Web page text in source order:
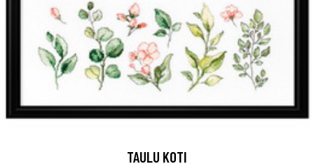
TAULU KOTI